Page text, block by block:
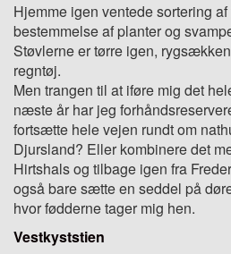
Hjemme igen ventede sortering
bestemmelse af planter og
Støvlerne er tørre igen,
regntøj.
Men trangen til at iføre mig det
næste år har jeg
fortsætte hele vejen rundt om
Djursland? Eller kombinere det
Hirtshals og tilbage igen fra
også bare sætte en seddel på
hvor fødderne tager mig hen.
Vestkyststien